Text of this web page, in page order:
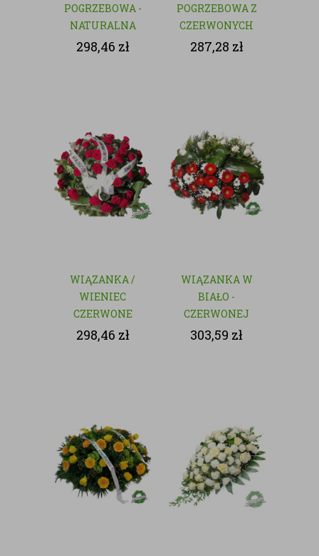
POGRZEBOWA -
NATURALNA
298,46 zł
POGRZEBOWA Z
CZERWONYCH
KWIATÓW
287,28 zł
WIĄZANKA /
WIENIEC
CZERWONE
RÓŻE - KWIATY
298,46 zł
WIĄZANKA W
BIAŁO -
CZERWONEJ
KOLORYSTYCE
303,59 zł